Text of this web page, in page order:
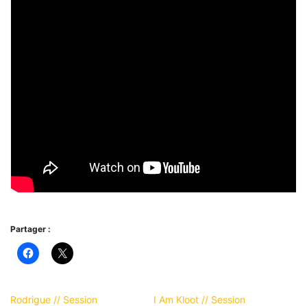
Partager :
Rodrigue // Session
I Am Kloot // Session